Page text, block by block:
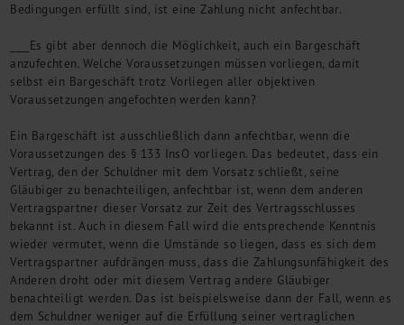
Bedingungen erfüllt sind, ist eine Zahlung nicht anfechtbar.
____Es gibt aber dennoch die Möglichkeit, auch ein Bargeschäft
anzufechten. Welche Voraussetzungen müssen vorliegen, damit
selbst ein Bargeschäft trotz Vorliegen aller objektiven
Voraussetzungen angefochten werden kann?
Ein Bargeschäft ist ausschließlich dann anfechtbar, wenn die
Voraussetzungen des § 133 InsO vorliegen. Das bedeutet, dass ein
Vertrag, den der Schuldner mit dem Vorsatz schließt, seine
Gläubiger zu benachteiligen, anfechtbar ist, wenn dem anderen
Vertragspartner dieser Vorsatz zur Zeit des Vertragsschlusses
bekannt ist. Auch in diesem Fall wird die entsprechende Kenntnis
wieder vermutet, wenn die Umstände so liegen, dass es sich dem
Vertragspartner aufdrängen muss, dass die Zahlungsunfähigkeit des
Anderen droht oder mit diesem Vertrag andere Gläubiger
benachteiligt werden. Das ist beispielsweise dann der Fall, wenn es
dem Schuldner weniger auf die Erfüllung seiner vertraglichen